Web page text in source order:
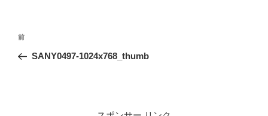
投
ナ
前
の
前
SANY0497-1024x768_thumb